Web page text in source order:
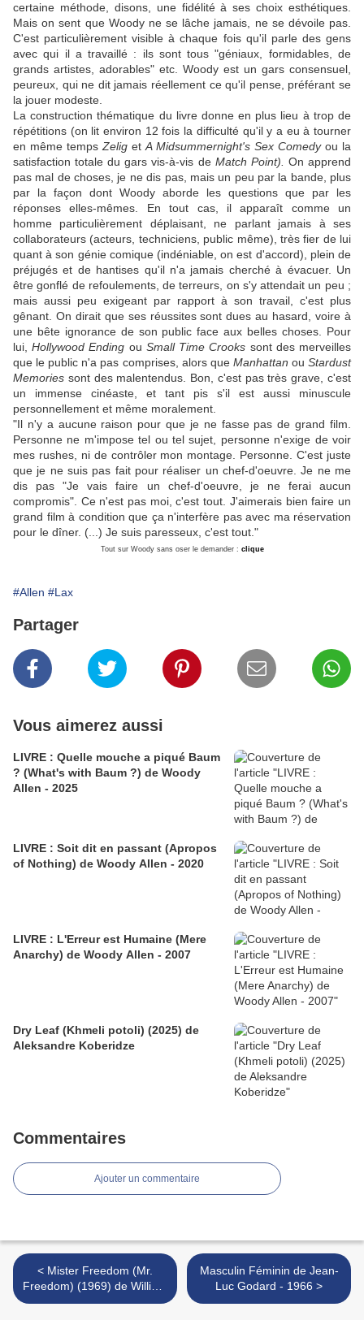
certaine méthode, disons, une fidélité à ses choix esthétiques.
Mais on sent que Woody ne se lâche jamais, ne se dévoile pas.
C'est particulièrement visible à chaque fois qu'il parle des gens
avec qui il a travaillé : ils sont tous "géniaux, formidables, de
grands artistes, adorables" etc. Woody est un gars consensuel,
peureux, qui ne dit jamais réellement ce qu'il pense, préférant se
la jouer modeste.
La construction thématique du livre donne en plus lieu à trop de
répétitions (on lit environ 12 fois la difficulté qu'il y a eu à tourner
en même temps Zelig et A Midsummernight's Sex Comedy ou la
satisfaction totale du gars vis-à-vis deMatch Point).
On apprend
pas mal de choses, je ne dis pas, mais un peu par la bande, plus
par la façon dont Woody aborde les questions que par les
réponses elles-mêmes. En tout cas, il apparaît comme un
homme particulièrement déplaisant, ne parlant jamais à ses
collaborateurs (acteurs, techniciens, public même), très fier de lui
quant à son génie comique (indéniable, on est d'accord), plein de
préjugés et de hantises qu'il n'a jamais cherché à évacuer. Un
être gonflé de refoulements, de terreurs, on s'y attendait un peu ;
mais aussi peu exigeant par rapport à son travail, c'est plus
gênant. On dirait que ses réussites sont dues au hasard, voire à
une bête ignorance de son public face aux belles choses. Pour
lui,Hollywood Ending ou Small Time Crooks sont des merveilles
que le public n'a pas comprises, alors queManhattan ouStardust
Memories sont des malentendus. Bon, c'est pas très grave, c'est
un immense cinéaste, et tant pis s'il est aussi minuscule
personnellement et même moralement.
"Il n'y a aucune raison pour que je ne fasse pas de grand film.
Personne ne m'impose tel ou tel sujet, personne n'exige de voir
mes rushes, ni de contrôler mon montage. Personne. C'est juste
que je ne suis pas fait pour réaliser un chef-d'oeuvre. Je ne me
dis pas "Je vais faire un chef-d'oeuvre, je ne ferai aucun
compromis". Ce n'est pas moi, c'est tout. J'aimerais bien faire un
grand film à condition que ça n'interfère pas avec ma réservation
pour le dîner. (...) Je suis paresseux, c'est tout."
Tout sur Woody sans oser le demander : clique
#Allen #Lax
Partager
Vous aimerez aussi
LIVRE : Quelle mouche a piqué Baum
? (What's with Baum ?) de Woody
Allen - 2025
LIVRE : Soit dit en passant (Apropos
of Nothing) de Woody Allen - 2020
LIVRE : L'Erreur est Humaine (Mere
Anarchy) de Woody Allen - 2007
Dry Leaf (Khmeli potoli) (2025) de
Aleksandre Koberidze
Commentaires
Ajouter un commentaire
< Mister Freedom (Mr.
Freedom) (1969) de William
Klein
Masculin Féminin de Jean-
Luc Godard - 1966 >